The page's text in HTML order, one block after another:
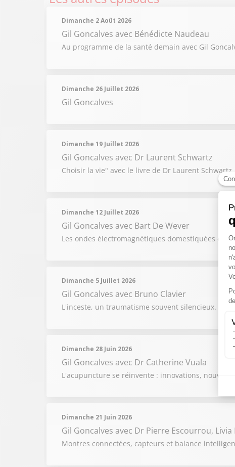
Dimanche 2 Août 2026
Gil Goncalves avec Bénédicte Naudeau
Au programme de la santé demain avec Gil
Dimanche 26 Juillet 2026
Gil Goncalves
Dimanche 19 Juillet 2026
Gil Goncalves avec Dr Laurent Schwartz
Choisir la vie" avec le livre de Dr Laurent
Dimanche 12 Juillet 2026
Gil Goncalves avec Bart De Wever
Les ondes électromagnétiques domestiquées et
Dimanche 5 Juillet 2026
Gil Goncalves avec Bruno Clavier
L'inceste, un traumatisme souvent silencieux.
Dimanche 28 Juin 2026
Gil Goncalves avec Dr Catherine Vuala
L'acupuncture se réinvente : innovations,
Dimanche 21 Juin 2026
Gil Goncalves avec Dr Pierre Escourrou, Livia
Montres connectées, capteurs et balance